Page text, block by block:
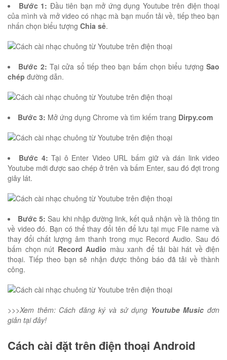
Bước 1: Đầu tiên bạn mở ứng dụng Youtube trên điện thoại
của mình và mở video có nhạc mà bạn muốn tải về, tiếp theo bạn
nhấn chọn biểu tượng Chia sẻ.
Bước 2: Tại cửa sổ tiếp theo bạn bấm chọn biểu tượngSao
chép đường dẫn.
Bước 3: Mở ứng dụng Chrome và tìm kiếm trang Dirpy.com
Bước 4: Tại ô Enter Video URL bấm giữ và dán link video
Youtube mới được sao chép ở trên và bấm Enter, sau đó đợi trong
giây lát.
Bước 5: Sau khi nhập đường link, kết quả nhận về là thông tin
về video đó. Bạn có thể thay đổi tên để lưu tại mục File name và
thay đổi chất lượng âm thanh trong mục Record Audio. Sau đó
bấm chọn nút Record Audio màu xanh để tải bài hát về điện
thoại. Tiếp theo bạn sẽ nhận được thông báo đã tải về thành
công.
>>>Xem thêm: Cách đăng ký và sử dụng Youtube Music đơn
giản tại đây!
Cách cài đặt trên điện thoại Android